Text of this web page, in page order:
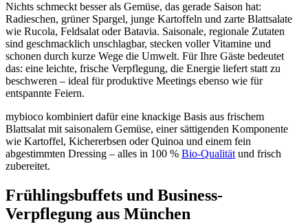
Nichts schmeckt besser als Gemüse, das gerade Saison hat:
Radieschen, grüner Spargel, junge Kartoffeln und zarte Blattsalate
wie Rucola, Feldsalat oder Batavia. Saisonale, regionale Zutaten
sind geschmacklich unschlagbar, stecken voller Vitamine und
schonen durch kurze Wege die Umwelt. Für Ihre Gäste bedeutet
das: eine leichte, frische Verpflegung, die Energie liefert statt zu
beschweren – ideal für produktive Meetings ebenso wie für
entspannte Feiern.
mybioco kombiniert dafür eine knackige Basis aus frischem
Blattsalat mit saisonalem Gemüse, einer sättigenden Komponente
wie Kartoffel, Kichererbsen oder Quinoa und einem fein
abgestimmten Dressing – alles in 100 % Bio-Qualitätund frisch
zubereitet.
Frühlingsbuffets und Business-
Verpflegung aus München